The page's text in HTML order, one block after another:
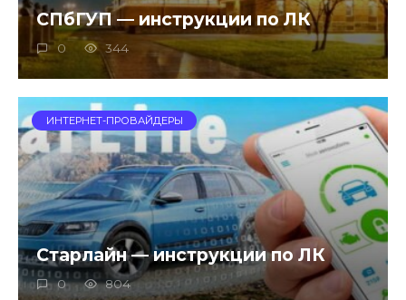
СПбГУП — инструкции по ЛК
0 344
ИНТЕРНЕТ-ПРОВАЙДЕРЫ
Старлайн — инструкции по ЛК
0 804